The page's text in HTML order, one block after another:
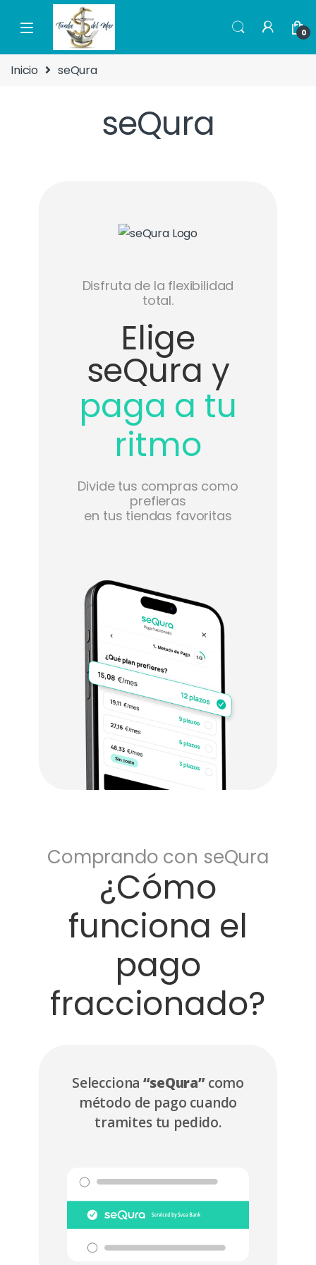
0
Inicio seQura
seQura
Disfruta de la flexibilidad
total.
Elige
seQura y
‍paga a tu
ritmo
Divide tus compras como
prefieras
en tus tiendas favoritas
Comprando con seQura
¿Cómo
funciona el
pago
fraccionado?
Selecciona“seQura”como
método de pago cuando
tramites tu pedido.